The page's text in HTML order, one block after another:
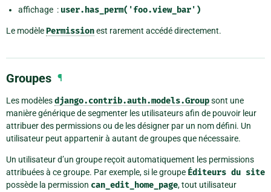
affichage : user.has_perm('foo.view_bar')
Le modèlePermissionest rarement accédé directement.
Groupes ¶
Les modèlesdjango.contrib.auth.models.Groupsont une
manière générique de segmenter les utilisateurs afin de pouvoir leur
attribuer des permissions ou de les désigner par un nom défini. Un
utilisateur peut appartenir à autant de groupes que nécessaire.
Un utilisateur d’un groupe reçoit automatiquement les permissions
attribuées à ce groupe. Par exemple, si le groupe Éditeurs du site
possède la permission can_edit_home_page, tout utilisateur